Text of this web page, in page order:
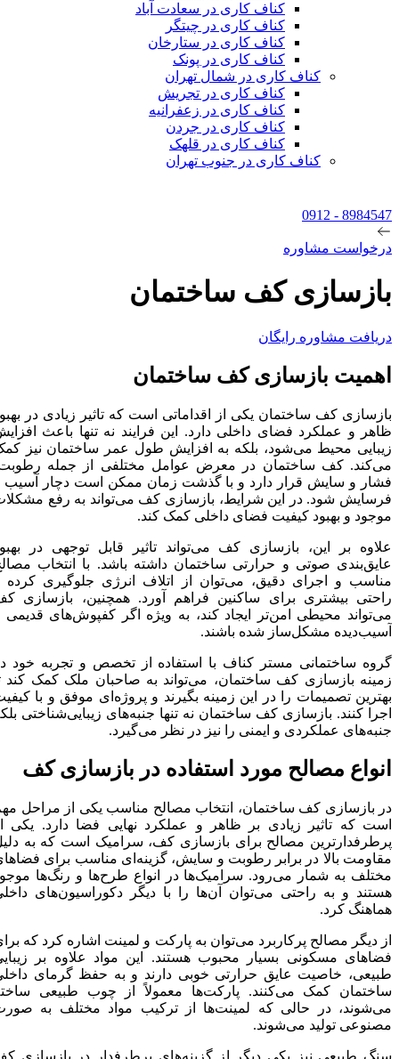
کناف کاری در سعادت آباد
کناف کاری در چیتگر
کناف کاری در ستارخان
کناف کاری در پونک
کناف کاری در شمال تهران
کناف کاری در تجریش
کناف کاری در زعفرانیه
کناف کاری در جردن
کناف کاری در قلهک
کناف کاری در جنوب تهران
8984547 - 0912
درخواست مشاوره
بازسازی کف ساختمان
دریافت مشاوره رایگان
اهمیت بازسازی کف ساختمان
بازسازی کف ساختمان یکی از اقداماتی است که تاثیر زیادی در بهبود
ظاهر و عملکرد فضای داخلی دارد. این فرایند نه تنها باعث افزایش
زیبایی محیط می‌شود، بلکه به افزایش طول عمر ساختمان نیز کمک
می‌کند. کف ساختمان در معرض عوامل مختلفی از جمله رطوبت،
فشار و سایش قرار دارد و با گذشت زمان ممکن است دچار آسیب و
فرسایش شود. در این شرایط، بازسازی کف می‌تواند به رفع مشکلات
موجود و بهبود کیفیت فضای داخلی کمک کند.
علاوه بر این، بازسازی کف می‌تواند تاثیر قابل توجهی در بهبود
عایق‌بندی صوتی و حرارتی ساختمان داشته باشد. با انتخاب مصالح
مناسب و اجرای دقیق، می‌توان از اتلاف انرژی جلوگیری کرده و
راحتی بیشتری برای ساکنین فراهم آورد. همچنین، بازسازی کف
می‌تواند محیطی امن‌تر ایجاد کند، به ویژه اگر کفپوش‌های قدیمی و
آسیب‌دیده مشکل‌ساز شده باشند.
گروه ساختمانی مستر کناف با استفاده از تخصص و تجربه خود در
زمینه بازسازی کف ساختمان، می‌تواند به صاحبان ملک کمک کند تا
بهترین تصمیمات را در این زمینه بگیرند و پروژه‌ای موفق و با کیفیت
اجرا کنند. بازسازی کف ساختمان نه تنها جنبه‌های زیبایی‌شناختی بلکه
جنبه‌های عملکردی و ایمنی را نیز در نظر می‌گیرد.
انواع مصالح مورد استفاده در بازسازی کف
در بازسازی کف ساختمان، انتخاب مصالح مناسب یکی از مراحل مهم
است که تاثیر زیادی بر ظاهر و عملکرد نهایی فضا دارد. یکی از
پرطرفدارترین مصالح برای بازسازی کف، سرامیک است که به دلیل
مقاومت بالا در برابر رطوبت و سایش، گزینه‌ای مناسب برای فضاهای
مختلف به شمار می‌رود. سرامیک‌ها در انواع طرح‌ها و رنگ‌ها موجود
هستند و به راحتی می‌توان آن‌ها را با دیگر دکوراسیون‌های داخلی
هماهنگ کرد.
از دیگر مصالح پرکاربرد می‌توان به پارکت و لمینت اشاره کرد که برای
فضاهای مسکونی بسیار محبوب هستند. این مواد علاوه بر زیبایی
طبیعی، خاصیت عایق حرارتی خوبی دارند و به حفظ گرمای داخلی
ساختمان کمک می‌کنند. پارکت‌ها معمولاً از چوب طبیعی ساخته
می‌شوند، در حالی که لمینت‌ها از ترکیب مواد مختلف به صورت
مصنوعی تولید می‌شوند.
سنگ طبیعی نیز یکی دیگر از گزینه‌های پرطرفدار در بازسازی کف